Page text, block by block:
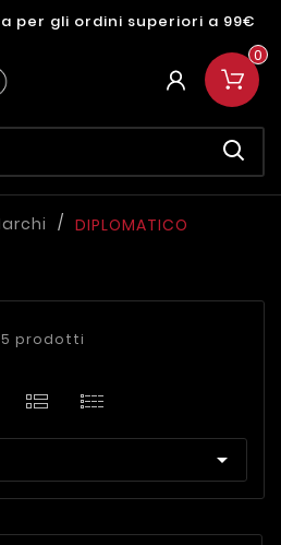
per gli ordini superiori a 99€
0
DIPLOMATICO
5 prodotti
